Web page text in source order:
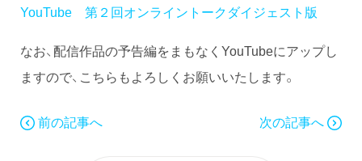
YouTube 第２回オンライントークダイジェスト版
なお、配信作品の予告編をまもなくYouTubeにアップし
ますので、こちらもよろしくお願いいたします。
前の記事へ 次の記事へ